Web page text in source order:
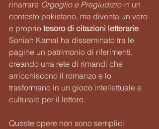
rinarrare Orgoglio e Pregiudizio in un
contesto pakistano, ma diventa un vero
e proprio tesoro di citazioni letterarie.
Soniah Kamal ha disseminato tra le
pagine un patrimonio di riferimenti,
creando una rete di rimandi che
arricchiscono il romanzo e lo
trasformano in un gioco intellettuale e
culturale per il lettore.
Queste opere non sono semplici